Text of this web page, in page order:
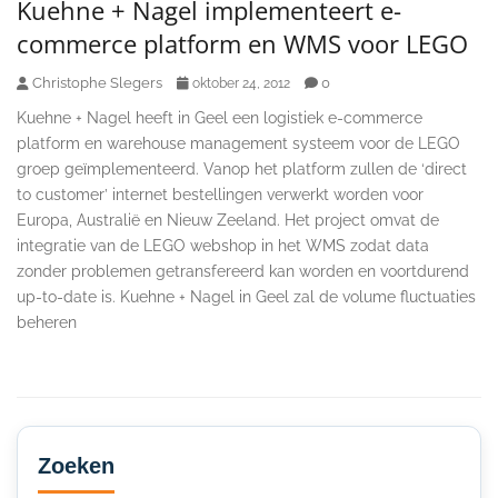
Kuehne + Nagel implementeert e-
commerce platform en WMS voor LEGO
Christophe Slegers oktober 24, 2012 0
Kuehne + Nagel heeft in Geel een logistiek e-commerce
platform en warehouse management systeem voor de LEGO
groep geïmplementeerd. Vanop het platform zullen de ‘direct
to customer’ internet bestellingen verwerkt worden voor
Europa, Australië en Nieuw Zeeland. Het project omvat de
integratie van de LEGO webshop in het WMS zodat data
zonder problemen getransfereerd kan worden en voortdurend
up-to-date is. Kuehne + Nagel in Geel zal de volume fluctuaties
beheren
Secondary
Sidebar
Zoeken